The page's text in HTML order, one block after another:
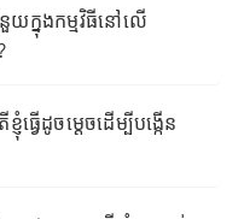
នួយក្នុងកម្មវិធីនៅលើ
វើដូចម្តេចដើម្បីបង្កើន